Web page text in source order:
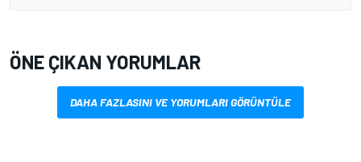
ÖNE ÇIKAN YORUMLAR
DAHA FAZLASINI VE YORUMLARI GÖRÜNTÜLE